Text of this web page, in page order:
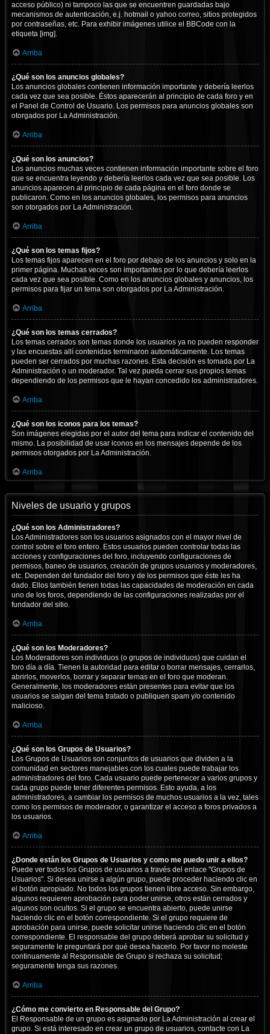
acceso público) ni tampoco las que se encuentren guardadas bajo
mecanismos de autenticación, e.j. hotmail o yahoo correo, sitios protegidos
por contraseñas, etc. Para exhibir imágenes utilice el BBCode con la
etiqueta [img].
Arriba
¿Qué son los anuncios globales?
Los anuncios globales contienen información importante y debería leerlos
cada vez que sea posible. Éstos aparecerán al principio de cada foro y en
el Panel de Control de Usuario. Los permisos para anuncios globales son
otorgados por La Administración.
Arriba
¿Qué son los anuncios?
Los anuncios muchas veces contienen información importante sobre el foro
que se encuentra leyendo y debería leerlos cada vez que sea posible. Los
anuncios aparecen al principio de cada página en el foro donde se
publicaron. Como en los anuncios globales, los permisos para anuncios
son otorgados por La Administración.
Arriba
¿Qué son los temas fijos?
Los temas fijos aparecen en el foro por debajo de los anuncios y solo en la
primer página. Muchas veces son importantes por lo que debería leerlos
cada vez que sea posible. Como en los anuncios globales y anuncios, los
permisos para fijar un tema son otorgados por La Administración.
Arriba
¿Qué son los temas cerrados?
Los temas cerrados son temas donde los usuarios ya no pueden responder
y las encuestas allí contenidas terminaron automáticamente. Los temas
pueden ser cerrados por muchas razones. Esta decisión es tomada por La
Administración o un moderador. Tal vez pueda cerrar sus propios temas
dependiendo de los permisos que le hayan concedido los administradores.
Arriba
¿Qué son los iconos para los temas?
Son imágenes elegidas por el autor del tema para indicar el contenido del
mismo. La posibilidad de usar iconos en los mensajes depende de los
permisos otorgados por La Administración.
Arriba
Niveles de usuario y grupos
¿Qué son los Administradores?
Los Administradores son los usuarios asignados con el mayor nivel de
control sobre el foro entero. Estos usuarios pueden controlar todas las
acciones y configuraciones del foro, incluyendo configuraciones de
permisos, baneo de usuarios, creación de grupos usuarios y moderadores,
etc. Dependen del fundador del foro y de los permisos que éste les ha
dado. Ellos también tienen todas las capacidades de moderación en cada
uno de los foros, dependiendo de las configuraciones realizadas por el
fundador del sitio.
Arriba
¿Qué son los Moderadores?
Los Moderadores son individuos (o grupos de individuos) que cuidan el
foro día a día. Tienen la autoridad para editar o borrar mensajes, cerrarlos,
abrirlos, moverlos, borrar y separar temas en el foro que moderan.
Generalmente, los moderadores están presentes para evitar que los
usuarios se salgan del tema tratado o publiquen spam y/o contenido
malicioso.
Arriba
¿Qué son los Grupos de Usuarios?
Los Grupos de Usuarios son conjuntos de usuarios que dividen a la
comunidad en sectores manejables con los cuales puede trabajar los
administradores del foro. Cada usuario puede pertenecer a varios grupos y
cada grupo puede tener diferentes permisos. Esto ayuda, a los
administradores, a cambiar los permisos de muchos usuarios a la vez, tales
como los permisos de moderador, o garantizar el acceso a foros privados a
los usuarios.
Arriba
¿Donde están los Grupos de Usuarios y como me puedo unir a ellos?
Puede ver todos los Grupos de usuarios a través del enlace "Grupos de
Usuarios". Si desea unirse a algún grupo, puede proceder haciendo clic en
el botón apropiado. No todos los grupos tienen libre acceso. Sin embargo,
algunos requieren aprobación para poder unirse, otros están cerrados y
algunos son ocultos. Si el grupo se encuentra abierto, puede unirse
haciendo clic en el botón correspondiente. Si el grupo requiere de
aprobación para unirse, puede solicitar unirse haciendo clic en el botón
correspondiente. El responsable del grupo deberá aprobar su solicitud y
seguramente le preguntará por qué desea hacerlo. Por favor no moleste
continuamente al Responsable de Grupo si rechaza su solicitud;
seguramente tenga sus razones.
Arriba
¿Cómo me convierto en Responsable del Grupo?
El Responsable de un grupo es asignado por La Administración al crear el
grupo. Si está interesado en crear un grupo de usuarios, contacte con La